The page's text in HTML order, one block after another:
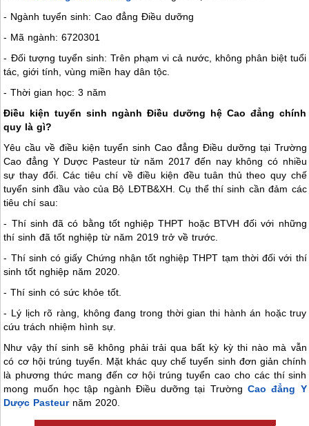
- Ngành tuyển sinh: Cao đẳng Điều dưỡng
- Mã ngành: 6720301
- Đối tượng tuyển sinh: Trên phạm vi cả nước, không phân biệt tuổi
tác, giới tính, vùng miền hay dân tộc.
- Thời gian học: 3 năm
Điều kiện tuyển sinh ngành Điều dưỡng hệ Cao đẳng chính
quy là gì?
Yêu cầu về điều kiện tuyển sinh Cao đẳng Điều dưỡng tại Trường
Cao đẳng Y Dược Pasteur từ năm 2017 đến nay không có nhiều
sự thay đổi. Các tiêu chí về điều kiện đều tuân thủ theo quy chế
tuyển sinh đầu vào của Bộ LĐTB&XH. Cụ thể thí sinh cần đảm các
tiêu chí sau:
- Thí sinh đã có bằng tốt nghiệp THPT hoặc BTVH đối với những
thí sinh đã tốt nghiệp từ năm 2019 trở về trước.
- Thí sinh có giấy Chứng nhận tốt nghiệp THPT tạm thời đối với thí
sinh tốt nghiệp năm 2020.
- Thí sinh có sức khỏe tốt.
- Lý lịch rõ ràng, không đang trong thời gian thi hành án hoặc truy
cứu trách nhiệm hình sự.
Như vậy thí sinh sẽ không phải trải qua bất kỳ kỳ thi nào mà vẫn
có cơ hội trúng tuyển. Mặt khác quy chế tuyển sinh đơn giản chính
là phương thức mang đến cơ hội trúng tuyển cao cho các thí sinh
mong muốn học tập ngành Điều dưỡng tại Trường Cao đẳng Y
Dược Pasteurnăm 2020.